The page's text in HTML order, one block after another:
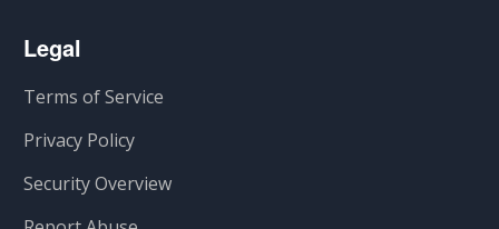
Legal
Terms of Service
Privacy Policy
Security Overview